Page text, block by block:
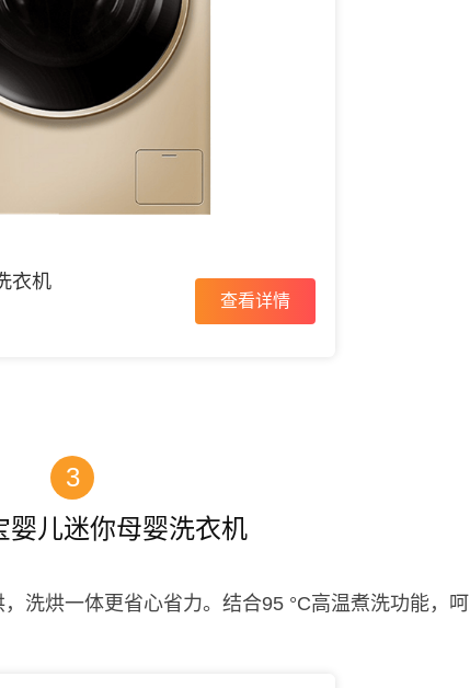
衣机
查看详情
3
婴儿迷你母婴洗衣机
洗烘一体更省心省力。结合95 °C高温煮洗功能，呵